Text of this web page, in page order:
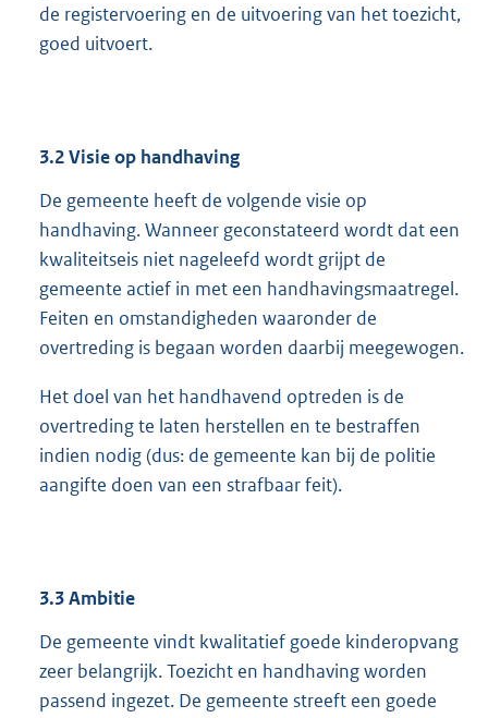
de registervoering en de uitvoering van het toezicht,
goed uitvoert.
3.2Visie op handhaving
De gemeente heeft de volgende visie op
handhaving. Wanneer geconstateerd wordt dat een
kwaliteitseis niet nageleefd wordt grijpt de
gemeente actief in met een handhavingsmaatregel.
Feiten en omstandigheden waaronder de
overtreding is begaan worden daarbij meegewogen.
Het doel van het handhavend optreden is de
overtreding te laten herstellen en te bestraffen
indien nodig (dus: de gemeente kan bij de politie
aangifte doen van een strafbaar feit).
3.3Ambitie
De gemeente vindt kwalitatief goede kinderopvang
zeer belangrijk. Toezicht en handhaving worden
passend ingezet. De gemeente streeft een goede